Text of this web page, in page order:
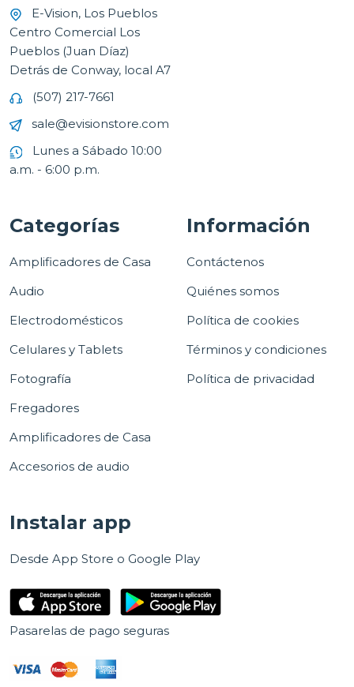
E-Vision, Los Pueblos
Centro Comercial Los
Pueblos (Juan Díaz)
Detrás de Conway, local A7
(507) 217-7661
sale@evisionstore.com
Lunes a Sábado 10:00
a.m. - 6:00 p.m.
Categorías
Amplificadores de Casa
Audio
Electrodomésticos
Celulares y Tablets
Fotografía
Fregadores
Amplificadores de Casa
Accesorios de audio
Información
Contáctenos
Quiénes somos
Política de cookies
Términos y condiciones
Política de privacidad
Instalar app
Desde App Store o Google Play
Pasarelas de pago seguras